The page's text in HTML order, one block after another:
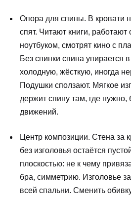
Опора для спины. В кровати
спят. Читают книги, работают
ноутбуком, смотрят кино с
Без спинки спина упирается
холодную, жёсткую, иногда
Подушки сползают. Мягкое
держит спину там, где нужно,
движений.
Центр композиции. Стена за
без изголовья остаётся
плоскостью: не к чему
бра, симметрию. Изголовье
всей спальни. Сменить